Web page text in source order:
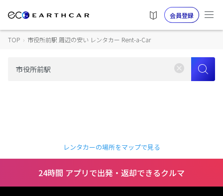
会員登録
TOP › 市役所前駅 周辺の安い レンタカー Rent-a-Car
レンタカーの場所をマップで見る
24時間 アプリで出発・返却できるクルマ